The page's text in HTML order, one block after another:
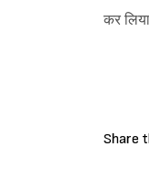
कर
Share